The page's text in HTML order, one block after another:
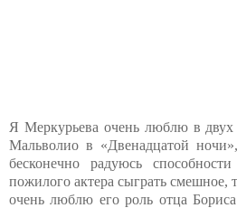
Я Меркурьева очень люблю в
Мальволио в «Двенадцатой
бесконечно радуюсь
пожилого актера сыграть смешное,
очень люблю его роль отца